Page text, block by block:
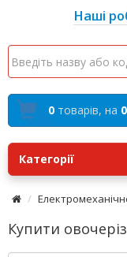
Наші
0 товарів, на
Категорії
Купити